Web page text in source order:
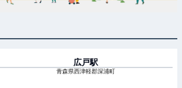
広戸駅
青森県西津軽郡深浦町